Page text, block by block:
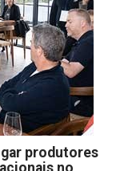
produtores
no